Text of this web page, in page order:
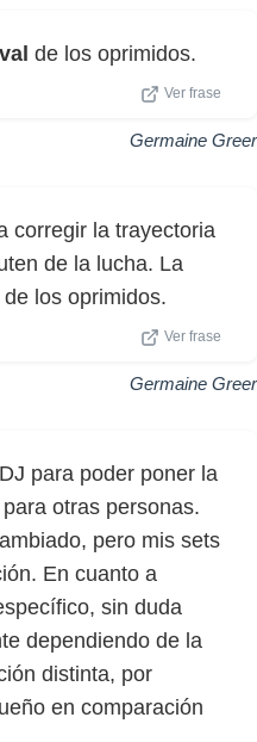
de los oprimidos.
Ver frase
Germaine Greer
corregir la trayectoria
de la lucha. La
de los oprimidos.
Ver frase
Germaine Greer
para poder poner la
otras personas.
pero mis sets
En cuanto a
sin duda
dependiendo de la
distinta, por
en comparación